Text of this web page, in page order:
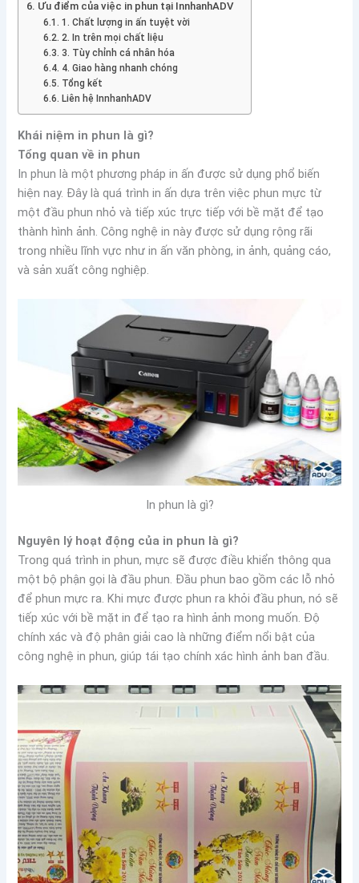
Ưu điểm của việc in phun tại InnhanhADV
1. Chất lượng in ấn tuyệt vời
2. In trên mọi chất liệu
3. Tùy chỉnh cá nhân hóa
4. Giao hàng nhanh chóng
Tổng kết
Liên hệ InnhanhADV
Khái niệm in phun là gì?
Tổng quan về in phun
In phun là một phương pháp in ấn được sử dụng phổ biến
hiện nay. Đây là quá trình in ấn dựa trên việc phun mực từ
một đầu phun nhỏ và tiếp xúc trực tiếp với bề mặt để tạo
thành hình ảnh. Công nghệ in này được sử dụng rộng rãi
trong nhiều lĩnh vực như in ấn văn phòng, in ảnh, quảng cáo,
và sản xuất công nghiệp.
In phun là gì?
Nguyên lý hoạt động của in phun là gì?
Trong quá trình in phun, mực sẽ được điều khiển thông qua
một bộ phận gọi là đầu phun. Đầu phun bao gồm các lỗ nhỏ
để phun mực ra. Khi mực được phun ra khỏi đầu phun, nó sẽ
tiếp xúc với bề mặt in để tạo ra hình ảnh mong muốn. Độ
chính xác và độ phân giải cao là những điểm nổi bật của
công nghệ in phun, giúp tái tạo chính xác hình ảnh ban đầu.